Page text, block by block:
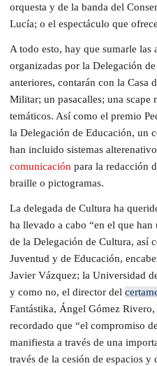
orquesta y de la banda del
Lucía; o el espectáculo que
A todo esto, hay que sumarle las
organizadas por la Delegación
anteriores, contarán con la Casa
Militar; un pasacalles; una scape
temáticos. Así como el premio
la Delegación de Educación, un
han incluido sistemas
comunicación para la redacción
braille o pictogramas.
La delegada de Cultura ha
ha llevado a cabo “en el que
de la Delegación de Cultura, así
Juventud y de Educación,
Javier Vázquez; la Universidad
y como no, el director del
Fantástika, Ángel Gómez
recordado que “el compromiso
manifiesta a través de una
través de la cesión de espacios y